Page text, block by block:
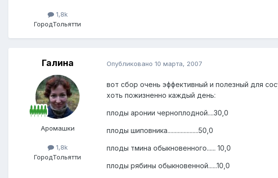
1,8k
ГородТольятти
Галина
Аромашки
1,8k
ГородТольятти
Опубликовано 10 марта, 2007
вот сбор очень эффективный и полезный для
хоть пожизненно каждый день:
плоды аронии черноплодной....30,0
плоды шиповника.....................50,0
плоды тмина обыкновенного...... 10,0
плоды рябины обыкновенной......10,0